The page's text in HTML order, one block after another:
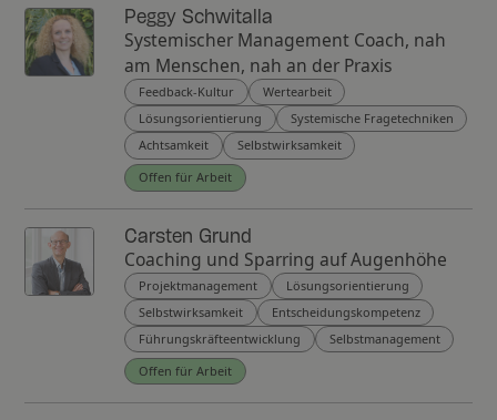
Peggy Schwitalla
Systemischer Management Coach, nah
am Menschen, nah an der Praxis
Feedback-Kultur
Wertearbeit
Lösungsorientierung
Systemische Fragetechniken
Achtsamkeit
Selbstwirksamkeit
Offen für Arbeit
Carsten Grund
Coaching und Sparring auf Augenhöhe
Projektmanagement
Lösungsorientierung
Selbstwirksamkeit
Entscheidungskompetenz
Führungskräfteentwicklung
Selbstmanagement
Offen für Arbeit